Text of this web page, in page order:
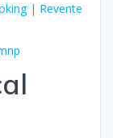
| Revente